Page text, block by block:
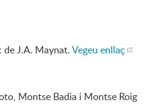
de J.A. Maynat.Vegeu enllaç
Montse Badia i Montse Roig